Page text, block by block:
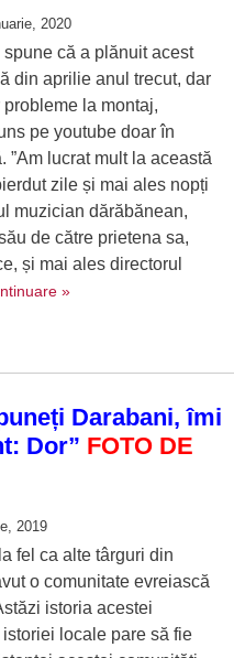
2020
că a plănuit acest
din aprilie anul trecut, dar
la montaj,
pe youtube doar în
”Am lucrat mult la această
zile și mai ales nopți
muzician dărăbănean,
de către prietena sa,
și mai ales directorul
»
Darabani, îmi
Dor” FOTO DE
2019
fel ca alte târguri din
o comunitate evreiască
istoria acestei
locale pare să fie